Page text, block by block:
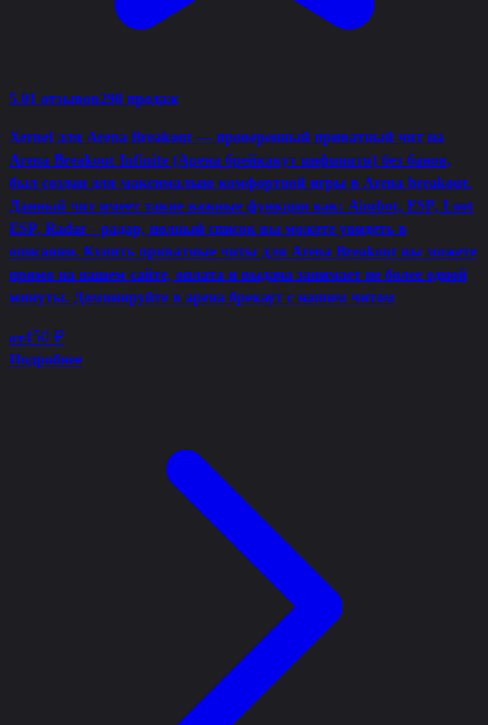
5.01 отзывов298 продаж
Xernel для Arena Breakout — проверенный приватный чит на
Arena Breakout Infinite (Арена брейкакут инфинити) без банов,
был создан для максимально комфортной игры в Arena breakout.
Данный чит имеет такие важные функции как: Aimbot, ESP, Loot
ESP, Radar - радар, полный список вы можете увидеть в
описании. Купить приватные читы для Arena Breakout вы можете
прямо на нашем сайте, оплата и выдача занимает не более одной
минуты. Доминируйте в арена брекаут с нашим читом
от450 ₽
Подробнее